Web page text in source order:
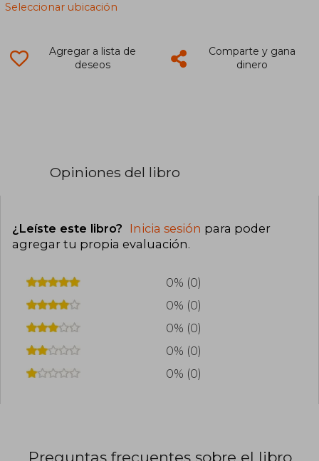
Seleccionar ubicación
Agregar a lista de
deseos
Comparte y gana
dinero
Opiniones del libro
¿Leíste este libro? Inicia sesión para poder
agregar tu propia evaluación.
0% (0)
0% (0)
0% (0)
0% (0)
0% (0)
Preguntas frecuentes sobre el libro